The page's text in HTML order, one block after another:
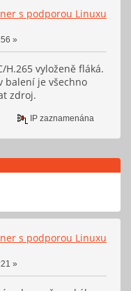
s podporou Linuxu
»
H.265 vyloženě fláká.
balení je všechno
zdroj.
IP zaznamenána
s podporou Linuxu
»